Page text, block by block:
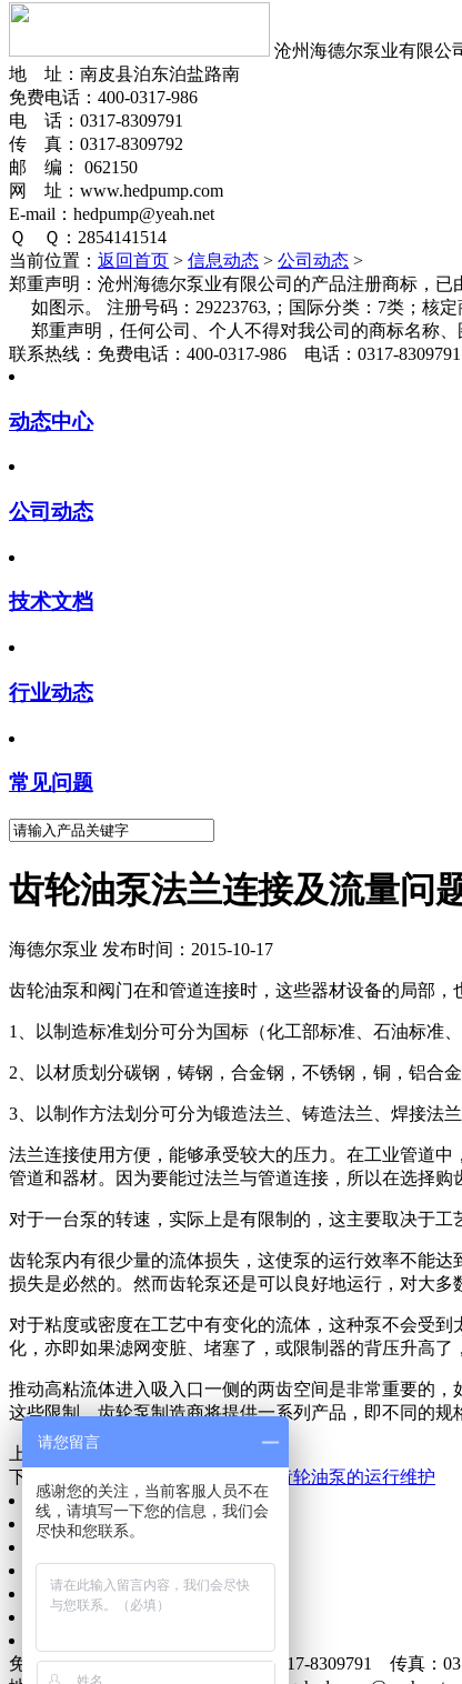
沧州海德尔泵业有限公
地 址：南皮县泊东泊盐路南
免费电话：400-0317-986
电 话：0317-8309791
传 真：0317-8309792
邮 编： 062150
网 址：www.hedpump.com
E-mail：hedpump@yeah.net
Ｑ Ｑ：2854141514
当前位置： 返回首页 > 信息动态 > 公司动态 >
郑重声明： 沧州海德尔泵业有限公司的产品注册商标，
如图示。 注册号码：29223763,；国际分类：7类；核
郑重声明，任何公司、个人不得对我公司的商标名称、
联系热线： 免费电话：400-0317-986 电话：0317-
动态中心
公司动态
技术文档
行业动态
常见问题
齿轮油泵法兰连接及流量问
海德尔泵业 发布时间：2015-10-17
齿轮油泵和阀门在和管道连接时，这些器材设备的局部
1、以制造标准划分可分为国标（化工部标准、石油标准
2、以材质划分碳钢，铸钢，合金钢，不锈钢，铜，铝合金
3、以制作方法划分可分为锻造法兰、铸造法兰、焊接法兰
法兰连接使用方便，能够承受较大的压力。在工业管道
管道和器材。因为要能过法兰与管道连接，所以在选择购
对于一台泵的转速，实际上是有限制的，这主要取决于
齿轮泵内有很少量的流体损失，这使泵的运行效率不能
损失是必然的。然而齿轮泵还是可以良好地运行，对大多
对于粘度或密度在工艺中有变化的流体，这种泵不会受
化，亦即如果滤网变脏、堵塞了，或限制器的背压升高
推动高粘流体进入吸入口一侧的两齿空间是非常重要的
这些限制，齿轮泵制造商将提供一系列产品，即不同的
上一篇：螺杆泵的内容运动及作用
下一篇：
选择沥青保温泵的知识及齿轮油泵的运行维护
网站首页
公司简介
产品展示
质量服务
企业文化
免费电话：400-0317-986 电话：0317-8309791 传真：
请您留言
感谢您的关注，当前客服人员不在
线，请填写一下您的信息，我们会
尽快和您联系。